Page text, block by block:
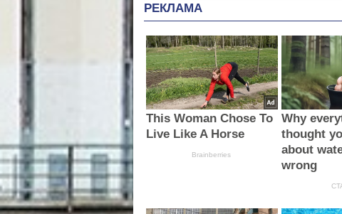
РЕКЛАМА
This Woman Chose To
Live Like A Horse
Brainberries
Why
thought
about
wrong